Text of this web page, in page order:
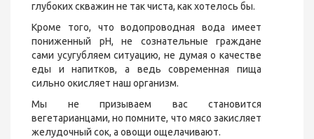
глубоких скважин не так чиста, как хотелось бы.
Кроме того, что водопроводная вода имеет
пониженный pH, не сознательные граждане
сами усугубляем ситуацию, не думая о качестве
еды и напитков, а ведь современная пища
сильно окисляет наш организм.
Мы не призываем вас становится
вегетарианцами, но помните, что мясо закисляет
желудочный сок, а овощи ощелачивают.